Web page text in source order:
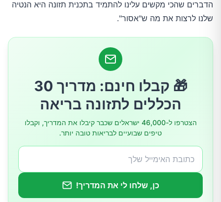
הדברים שהכי מקשים עלינו להתמיד בתכנית תזונה היא הנטיה
שלנו לרצות את מה ש"אסור".
🎁 קבלו חינם: מדריך 30
הכללים לתזונה בריאה
הצטרפו ל-46,000 ישראלים שכבר קיבלו את המדריך, וקבלו
טיפים שבועיים לבריאות טובה יותר.
כן, שלחו לי את המדריך!